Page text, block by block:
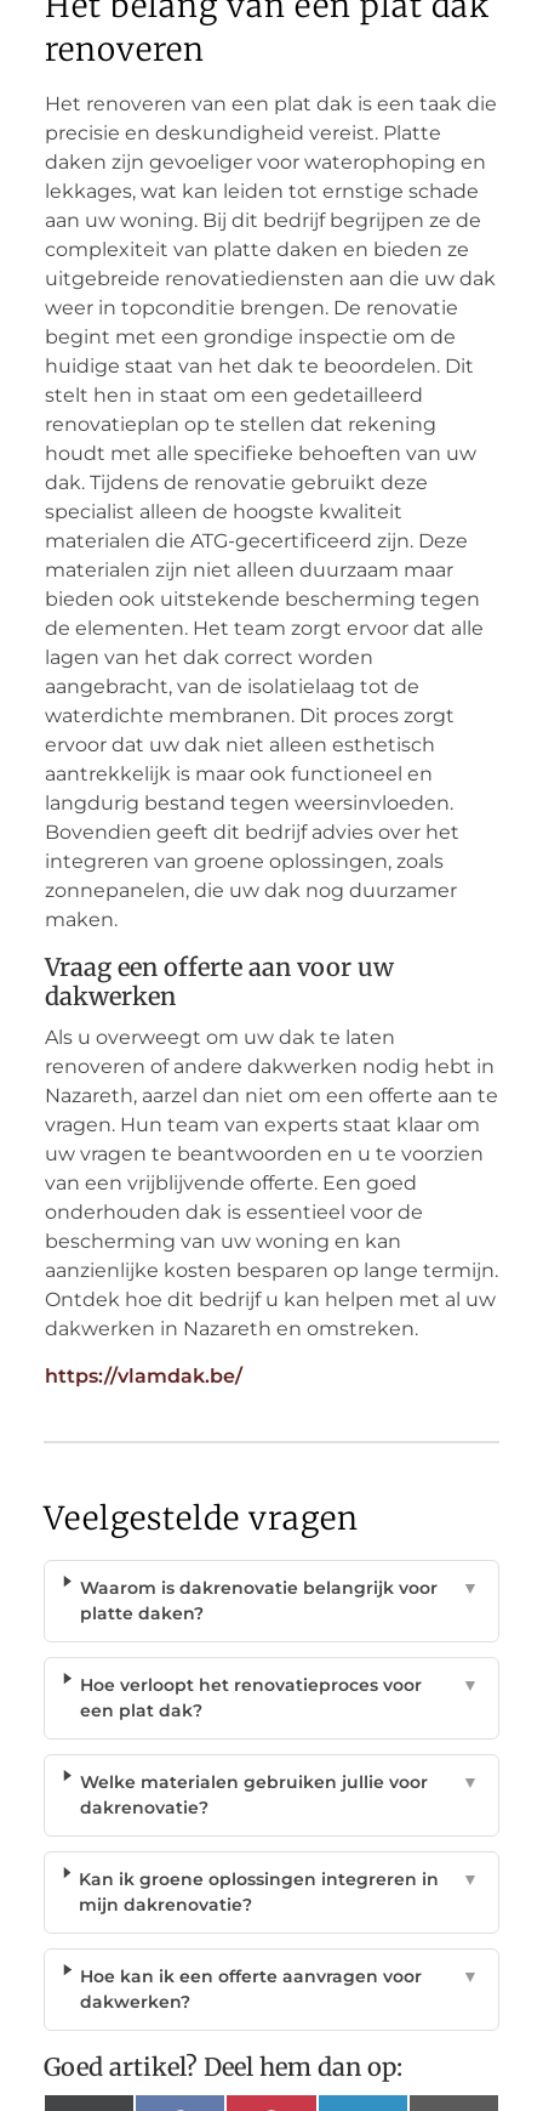
renoveren
Het renoveren van een plat dak is een taak die
precisie en deskundigheid vereist. Platte
daken zijn gevoeliger voor waterophoping en
lekkages, wat kan leiden tot ernstige schade
aan uw woning. Bij dit bedrijf begrijpen ze de
complexiteit van platte daken en bieden ze
uitgebreide renovatiediensten aan die uw dak
weer in topconditie brengen. De renovatie
begint met een grondige inspectie om de
huidige staat van het dak te beoordelen. Dit
stelt hen in staat om een gedetailleerd
renovatieplan op te stellen dat rekening
houdt met alle specifieke behoeften van uw
dak. Tijdens de renovatie gebruikt deze
specialist alleen de hoogste kwaliteit
materialen die ATG-gecertificeerd zijn. Deze
materialen zijn niet alleen duurzaam maar
bieden ook uitstekende bescherming tegen
de elementen. Het team zorgt ervoor dat alle
lagen van het dak correct worden
aangebracht, van de isolatielaag tot de
waterdichte membranen. Dit proces zorgt
ervoor dat uw dak niet alleen esthetisch
aantrekkelijk is maar ook functioneel en
langdurig bestand tegen weersinvloeden.
Bovendien geeft dit bedrijf advies over het
integreren van groene oplossingen, zoals
zonnepanelen, die uw dak nog duurzamer
maken.
Vraag een offerte aan voor uw
dakwerken
Als u overweegt om uw dak te laten
renoveren of andere dakwerken nodig hebt in
Nazareth, aarzel dan niet om een offerte aan te
vragen. Hun team van experts staat klaar om
uw vragen te beantwoorden en u te voorzien
van een vrijblijvende offerte. Een goed
onderhouden dak is essentieel voor de
bescherming van uw woning en kan
aanzienlijke kosten besparen op lange termijn.
Ontdek hoe dit bedrijf u kan helpen met al uw
dakwerken in Nazareth en omstreken.
https://vlamdak.be/
Veelgestelde vragen
Waarom is dakrenovatie belangrijk voor
platte daken?
▼
Hoe verloopt het renovatieproces voor
een plat dak?
▼
Welke materialen gebruiken jullie voor
dakrenovatie?
▼
Kan ik groene oplossingen integreren in
mijn dakrenovatie?
▼
Hoe kan ik een offerte aanvragen voor
dakwerken?
▼
Goed artikel? Deel hem dan op: